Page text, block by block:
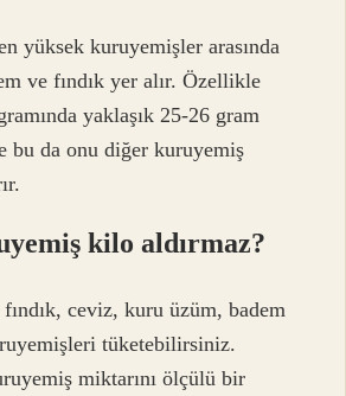
yüksek kuruyemişler arasında
ve fındık yer alır. Özellikle
yaklaşık 25-26 gram
bu da onu diğer kuruyemiş
kilo aldırmaz?
fındık, ceviz, kuru üzüm, badem
tüketebilirsiniz.
miktarını ölçülü bir